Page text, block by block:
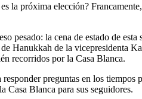
la próxima elección?
pesado: la cena de estado de esta
Hanukkah de la vicepresidenta
recorridos por la Casa Blanca.
preguntas en los tiempos
Casa Blanca para sus seguidores.